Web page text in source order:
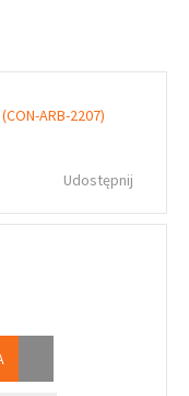
Udostępnij